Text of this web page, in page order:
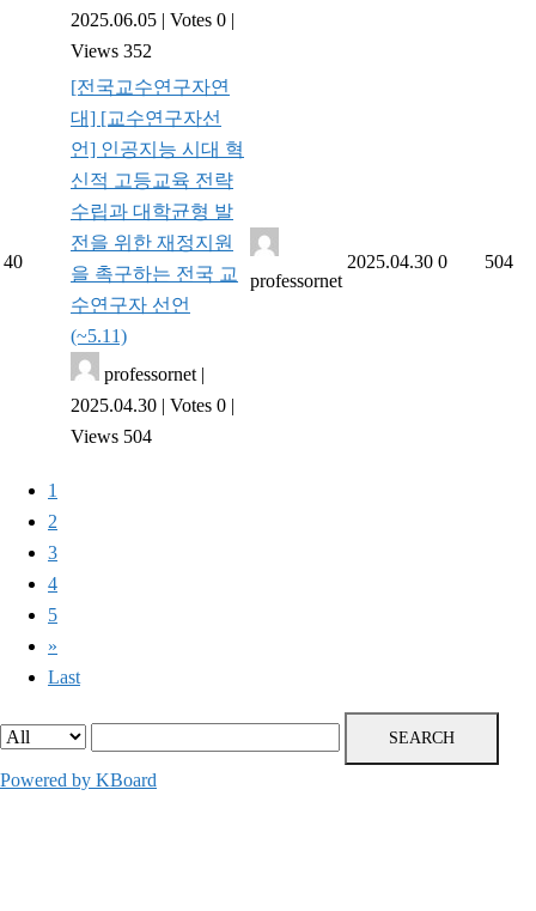
2025.06.05 | Votes 0 |
Views 352
40
[전국교수연구자연
대] [교수연구자선
언] 인공지능 시대 혁
신적 고등교육 전략
수립과 대학균형 발
전을 위한 재정지원
을 촉구하는 전국 교
수연구자 선언
(~5.11)
professornet |
2025.04.30 | Votes 0 |
Views 504
professornet
2025.04.30 0 504
1
2
3
4
5
»
Last
SEARCH
Powered by KBoard